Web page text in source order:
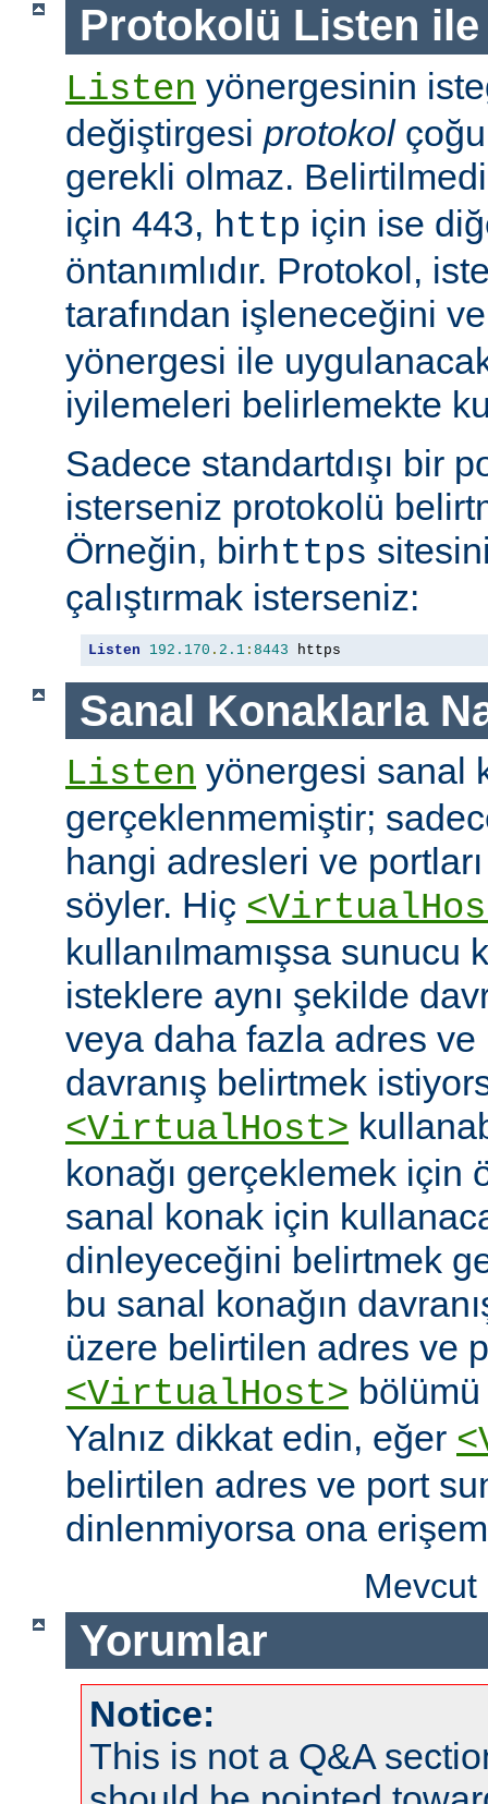
Protokolü Listen
Listen yönergesinin
değiştirgesi protokolçoğu
gerekli olmaz.
için 443, http için ise
öntanımlıdır. Protokol,
tarafından işleneceğini
yönergesi ile
iyilemeleri belirlemekte
Sadece standartdışı bir
isterseniz protokolü
Örneğin, birhttps
çalıştırmak isterseniz:
Listen 192.170 . 2.1 : 8443 https
Sanal Konaklarla
Listen yönergesi sanal
gerçeklenmemiştir;
hangi adresleri ve
söyler. Hiç
kullanılmamışsa sunucu
isteklere aynı şekilde
veya daha fazla adres ve
davranış belirtmek
<VirtualHost>
konağı gerçeklemek için
sanal konak için
dinleyeceğini belirtmek
bu sanal konağın
üzere belirtilen adres ve
<VirtualHost> bölümü
Yalnız dikkat edin, eğer
belirtilen adres ve port
dinlenmiyorsa ona
Yorumlar
Notice:
This is not a Q&A